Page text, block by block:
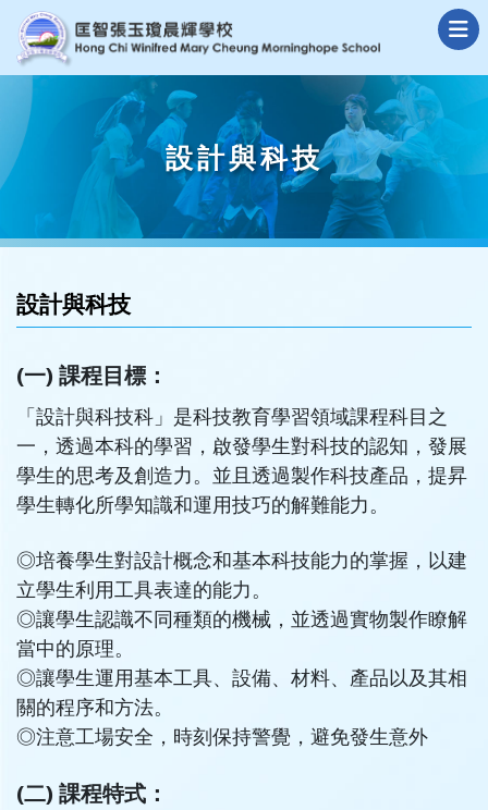
設計與科技
設計與科技
(一) 課程目標：
「設計與科技科」是科技教育學習領域課程科目之
一，透過本科的學習，啟發學生對科技的認知，發展
學生的思考及創造力。並且透過製作科技產品，提昇
學生轉化所學知識和運用技巧的解難能力。
◎培養學生對設計概念和基本科技能力的掌握，以建
立學生利用工具表達的能力。
◎讓學生認識不同種類的機械，並透過實物製作瞭解
當中的原理。
◎讓學生運用基本工具、設備、材料、產品以及其相
關的程序和方法。
◎注意工場安全，時刻保持警覺，避免發生意外
(二) 課程特式：